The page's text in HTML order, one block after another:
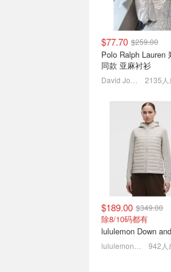
2026年网红圈大变天
博主倦怠与消费疲
单纯的流量时代已落
南欧野火告急 30万
库克宣布紧急驰援
Apple 将为提供捐
$77.70 $259.00
Polo Ralph Lauren
同款 亚麻衬衫
$189.00 $349.00
除8/10码都有